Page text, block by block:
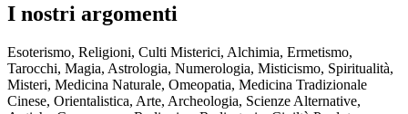
I nostri argomenti
Esoterismo, Religioni, Culti Misterici, Alchimia, Ermetismo,
Tarocchi, Magia, Astrologia, Numerologia, Misticismo, Spiritualità,
Misteri, Medicina Naturale, Omeopatia, Medicina Tradizionale
Cinese, Orientalistica, Arte, Archeologia, Scienze Alternative,